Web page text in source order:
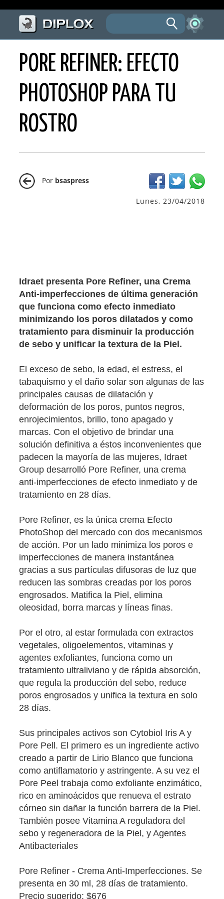
PORE REFINER: EFECTO
PHOTOSHOP PARA TU
ROSTRO
Por bsaspress
Lunes, 23/04/2018
Idraet presenta Pore Refiner, una Crema
Anti-imperfecciones de última generación
que funciona como efecto inmediato
minimizando los poros dilatados y como
tratamiento para disminuir la producción
de sebo y unificar la textura de la Piel.
El exceso de sebo, la edad, el estress, el
tabaquismo y el daño solar son algunas de las
principales causas de dilatación y
deformación de los poros, puntos negros,
enrojecimientos, brillo, tono apagado y
marcas. Con el objetivo de brindar una
solución definitiva a éstos inconvenientes que
padecen la mayoría de las mujeres, Idraet
Group desarrolló Pore Refiner, una crema
anti-imperfecciones de efecto inmediato y de
tratamiento en 28 días.
Pore Refiner, es la única crema Efecto
PhotoShop del mercado con dos mecanismos
de acción. Por un lado minimiza los poros e
imperfecciones de manera instantánea
gracias a sus partículas difusoras de luz que
reducen las sombras creadas por los poros
engrosados. Matifica la Piel, elimina
oleosidad, borra marcas y líneas finas.
Por el otro, al estar formulada con extractos
vegetales, oligoelementos, vitaminas y
agentes exfoliantes, funciona como un
tratamiento ultraliviano y de rápida absorción,
que regula la producción del sebo, reduce
poros engrosados y unifica la textura en solo
28 días.
Sus principales activos son Cytobiol Iris A y
Pore Pell. El primero es un ingrediente activo
creado a partir de Lirio Blanco que funciona
como antiflamatorio y astringente. A su vez el
Pore Peel trabaja como exfoliante enzimático,
rico en aminoácidos que renueva el estrato
córneo sin dañar la función barrera de la Piel.
También posee Vitamina A reguladora del
sebo y regeneradora de la Piel, y Agentes
Antibacteriales
Pore Refiner - Crema Anti-Imperfecciones. Se
presenta en 30 ml, 28 días de tratamiento.
Precio sugerido: $676